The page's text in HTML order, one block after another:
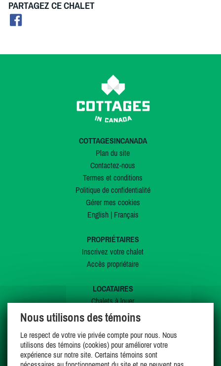
PARTAGEZ CE CHALET
COTTAGESINCANADA
Plan du site
Contactez-nous
Termes et conditions
Politique de confidentialité
Gérer mes cookies
English| Français
PROPRIÉTAIRES
Inscrivez votre chalet
Accès propriétaire
LOCATAIRES
Chalets à louer
Chalets à vendre
Offres spéciales
Mes favoris
Nous utilisons des témoins
Le respect de votre vie privée compte pour nous. Nous
utilisons des témoins (cookies) pour améliorer votre
expérience sur notre site. Certains témoins sont